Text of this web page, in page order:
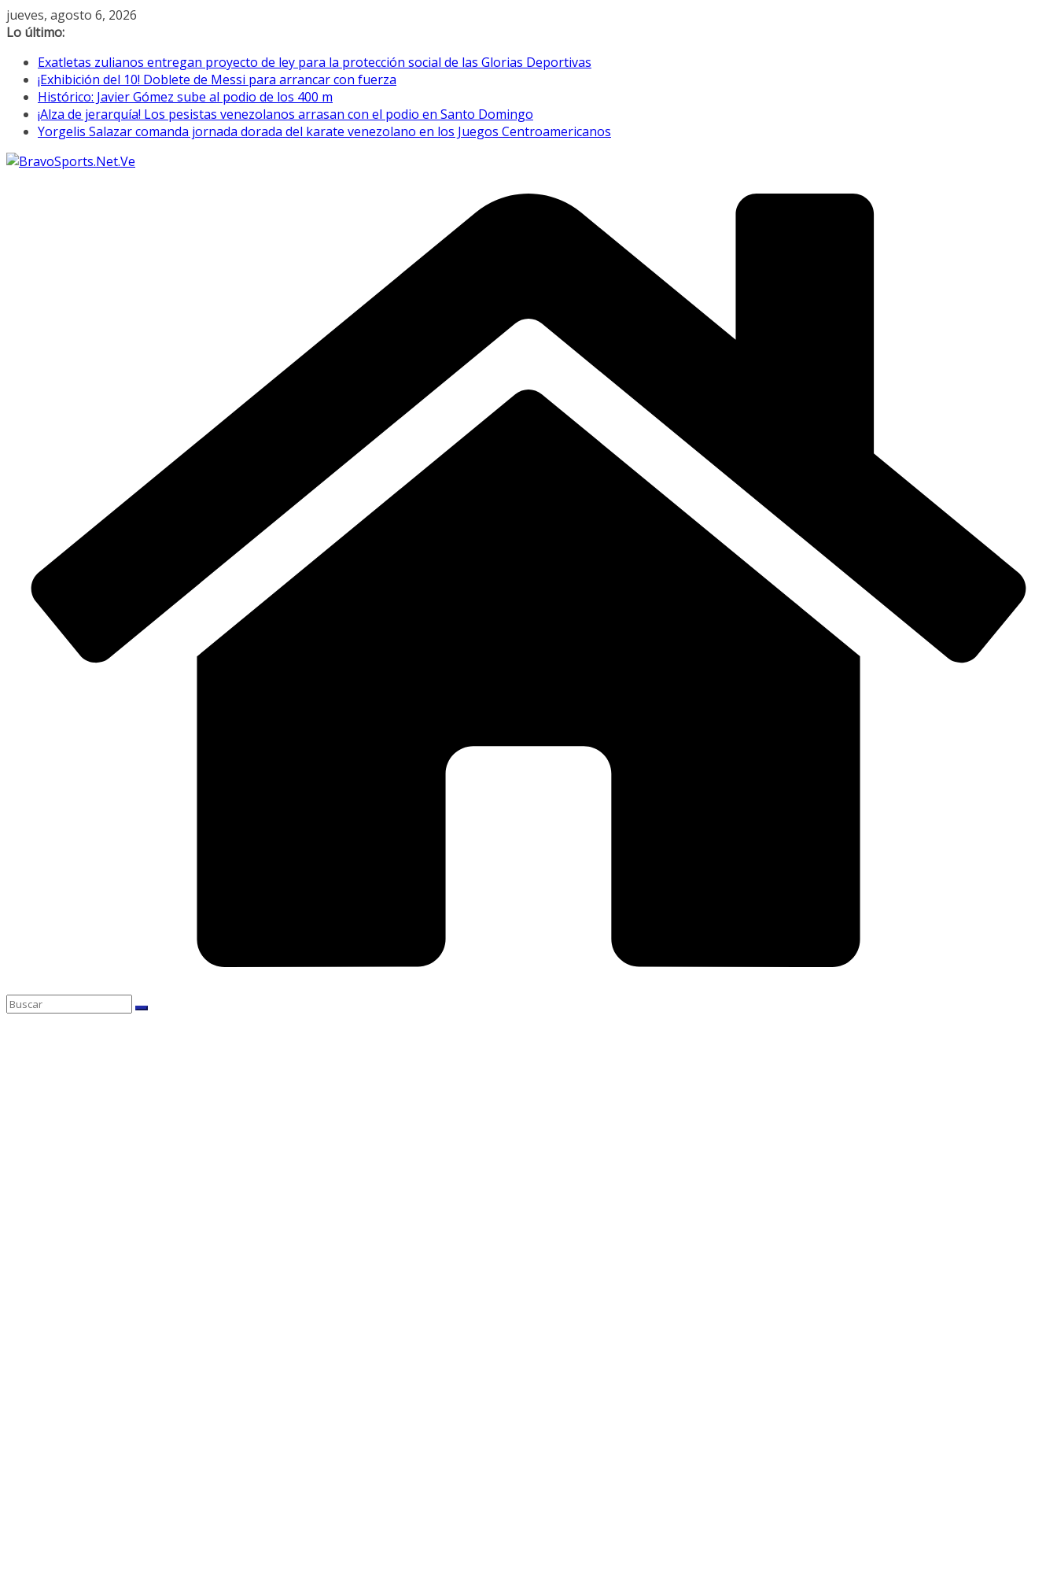
Saltar
al
jueves, agosto 6, 2026
Lo último:
Exatletas zulianos entregan proyecto de ley para la protección social de las Glorias Deportivas
¡Exhibición del 10! Doblete de Messi para arrancar con fuerza
Histórico: Javier Gómez sube al podio de los 400 m
¡Alza de jerarquía! Los pesistas venezolanos arrasan con el podio en Santo Domingo
Yorgelis Salazar comanda jornada dorada del karate venezolano en los Juegos Centroamericanos